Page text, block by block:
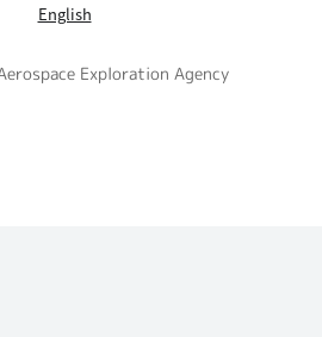
English
Exploration Agency